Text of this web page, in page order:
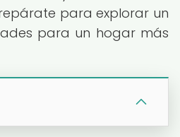
para explorar un
para un hogar más